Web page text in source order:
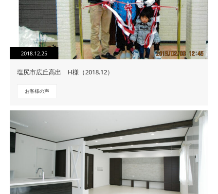
2018.12.25
塩尻市広丘高出 H様（2018.12）
お客様の声